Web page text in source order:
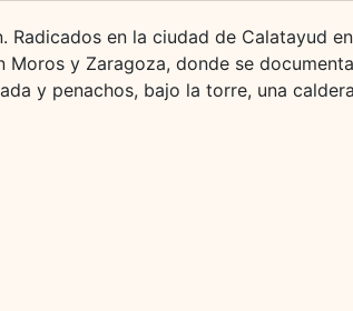
Radicados en la ciudad de Calatayud
y Zaragoza, donde se
y penachos, bajo la torre, una